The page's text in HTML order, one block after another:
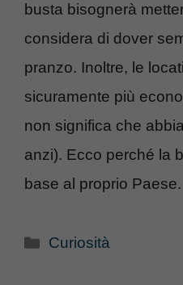
busta bisognerà
considera di dover
pranzo. Inoltre, le
sicuramente più
non significa che
anzi). Ecco perché la
base al proprio Paese.
Categorie
Curiosità